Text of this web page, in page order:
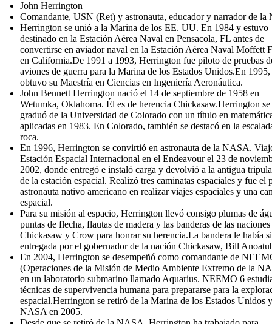
John Herrington
Comandante, USN (Ret) y astronauta, educador y narrador de
Herrington se unió a la Marina de los EE. UU. En 1984 y estuvo
destinado en la Estación Aérea Naval en Pensacola, FL antes de
convertirse en aviador naval en la Estación Aérea Naval Moffett
en California.De 1991 a 1993, Herrington fue piloto de pruebas
aviones de guerra para la Marina de los Estados Unidos.En 1995,
obtuvo su Maestría en Ciencias en Ingeniería Aeronáutica.
John Bennett Herrington nació el 14 de septiembre de 1958 en
Wetumka, Oklahoma. Él es de herencia Chickasaw.Herrington se
graduó de la Universidad de Colorado con un título en
aplicadas en 1983. En Colorado, también se destacó en la
roca.
En 1996, Herrington se convirtió en astronauta de la NASA.
Estación Espacial Internacional en el Endeavour el 23 de
2002, donde entregó e instaló carga y devolvió a la antigua
de la estación espacial. Realizó tres caminatas espaciales y fue el
astronauta nativo americano en realizar viajes espaciales y una
espacial.
Para su misión al espacio, Herrington llevó consigo plumas de
puntas de flecha, flautas de madera y las banderas de las naciones
Chickasaw y Crow para honrar su herencia.La bandera le había
entregada por el gobernador de la nación Chickasaw, Bill
En 2004, Herrington se desempeñó como comandante de
(Operaciones de la Misión de Medio Ambiente Extremo de la
en un laboratorio submarino llamado Aquarius. NEEMO 6
técnicas de supervivencia humana para prepararse para la
espacial.Herrington se retiró de la Marina de los Estados Unidos
NASA en 2005.